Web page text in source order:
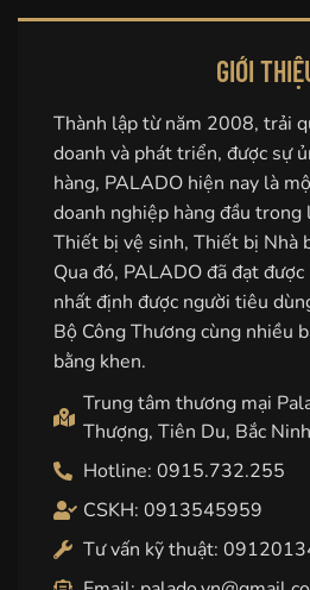
GIỚI
Thành lập từ năm 2008, trải
doanh và phát triển, được sự
hàng, PALADO hiện nay là
doanh nghiệp hàng đầu trong
Thiết bị vệ sinh, Thiết bị Nhà
Qua đó, PALADO đã đạt
nhất định được người tiêu
Bộ Công Thương cùng nhiều
bằng khen.
Trung tâm thương mại
Thượng, Tiên Du, Bắc
Hotline: 0915.732.255
CSKH: 0913545959
Tư vấn kỹ thuật: